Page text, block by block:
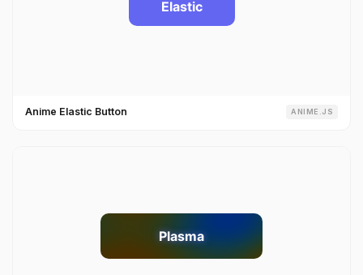
Anime Elastic Button ANIME.JS